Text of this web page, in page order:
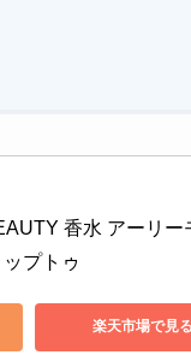
香水 アーリ
プトゥ
楽天市場で見る